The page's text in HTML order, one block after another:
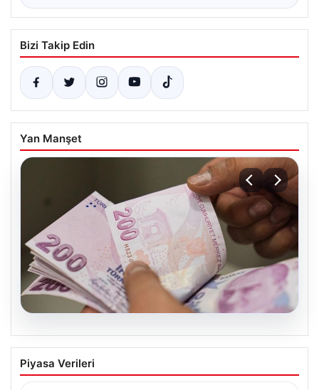
Bizi Takip Edin
Yan Manşet
05.08.2026
2026 Kurban Bayramı Emekli
İkramiyeleri Ne Zaman Ödenecek?
Piyasa Verileri